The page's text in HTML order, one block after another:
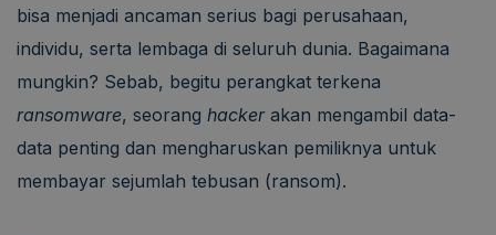
bisa menjadi ancaman serius bagi perusahaan,
individu, serta lembaga di seluruh dunia. Bagaimana
mungkin? Sebab, begitu perangkat terkena
ransomware, seorang hacker akan mengambil data-
data penting dan mengharuskan pemiliknya untuk
membayar sejumlah tebusan (ransom).